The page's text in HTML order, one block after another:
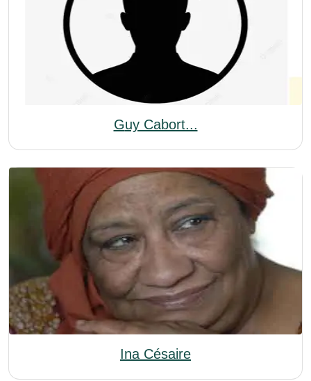
Guy Cabort...
Ina Césaire